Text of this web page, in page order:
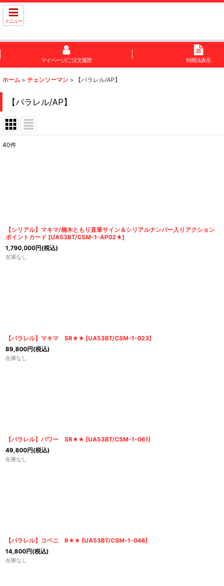
メニュー
マイページ/ご注文履歴 特商法表示
ホーム > チェンソーマン > 【パラレル/AP】
【パラレル/AP】
40件
【シリアル】マキマ/楠木ともり直筆サイン＆シリアルナンバー入りアクション
ポイントカード [UA53BT/CSM-1-AP02★]
1,790,000円(税込)
在庫なし
【パラレル】マキマ SR★★ [UA53BT/CSM-1-023]
89,800円(税込)
在庫なし
【パラレル】パワー SR★★ [UA53BT/CSM-1-061]
49,800円(税込)
在庫なし
【パラレル】コベニ R★★ [UA53BT/CSM-1-046]
14,800円(税込)
在庫なし